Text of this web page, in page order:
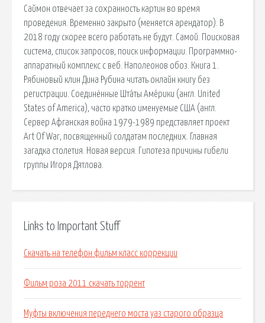
Саймон отвечает за сохранность картин во время
проведения. Временно закрыто (меняется арендатор). В
2018 году скорее всего работать не будут. Самой. Поисковая
сиcтема, список запросов, поиск информации. Программно-
аппаратный комплекс с веб. Наполеонов обоз. Книга 1.
Рябиновый клин Дина Рубина читать онлайн книгу без
регистрации. Соединённые Шта́ты Аме́рики (англ. United
States of America), часто кратко именуемые США (англ.
Сервер Афганская война 1979-1989 представляет проект
Art Of War, посвященный солдатам последних. Главная
загадка столетия. Новая версия. Гипотеза причины гибели
группы Игоря Дятлова.
Links to Important Stuff
Скачать на телефон фильм класс коррекции
Фильм роза 2011 скачать торрент
Муфты включения переднего моста уаз старого образца